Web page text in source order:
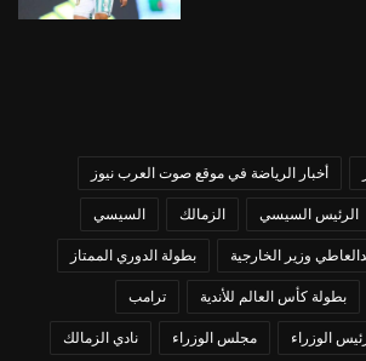
أخبار الرياضة في موقع صوت العرب نيوز
الرئيس السيسي الزمالك السيسي
وزير الخارجية بطولة الدوري الممتاز
بطولة كأس العالم للأندية ترامب
الوزراء مجلس الوزراء نادي الزمالك